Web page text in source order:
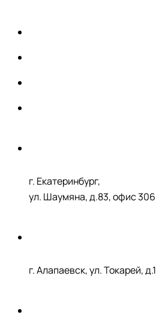
г. Екатеринбург,
ул. Шаумяна, д.83, офис 306
г. Алапаевск, ул. Токарей, д.1